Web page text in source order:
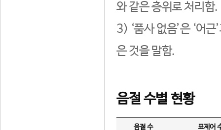
와 같은 층위로 처리함.
3) ‘품사 없음’은 ‘어
은 것을 말함.
음절 수별 현황
음절 수 표제어